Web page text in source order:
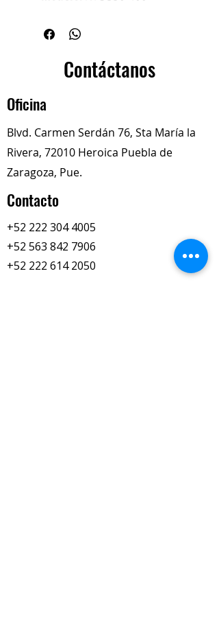
Descripción del Producto
Este componente se instala en el
extremo pequeño de la biela para
proporcionar una superficie de
perno del pistón
Contáctanos
Oficina
Blvd. Carmen Serdán 76, Sta María la
Rivera, 72010 Heroica Puebla de
Zaragoza, Pue.
Contacto
+52 222 304 4005
+52 563 842 7906
+52 222 614 2050